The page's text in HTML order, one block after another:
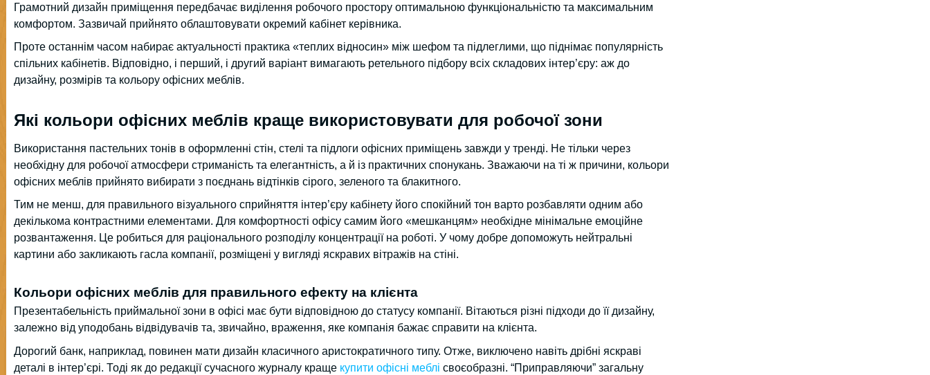
Грамотний дизайн приміщення передбачає виділення робочого простору оптимальною функціональністю та максимальним
комфортом. Зазвичай прийнято облаштовувати окремий кабінет керівника.
Проте останнім часом набирає актуальності практика «теплих відносин» між шефом та підлеглими, що піднімає популярність
спільних кабінетів. Відповідно, і перший, і другий варіант вимагають ретельного підбору всіх складових інтер’єру: аж до
дизайну, розмірів та кольору офісних меблів.
Які кольори офісних меблів краще використовувати для робочої зони
Використання пастельних тонів в оформленні стін, стелі та підлоги офісних приміщень завжди у тренді. Не тільки через
необхідну для робочої атмосфери стриманість та елегантність, а й із практичних спонукань. Зважаючи на ті ж причини, кольори
офісних меблів прийнято вибирати з поєднань відтінків сірого, зеленого та блакитного.
Тим не менш, для правильного візуального сприйняття інтер’єру кабінету його спокійний тон варто розбавляти одним або
декількома контрастними елементами. Для комфортності офісу самим його «мешканцям» необхідне мінімальне емоційне
розвантаження. Це робиться для раціонального розподілу концентрації на роботі. У чому добре допоможуть нейтральні
картини або закликають гасла компанії, розміщені у вигляді яскравих вітражів на стіні.
Кольори офісних меблів для правильного ефекту на клієнта
Презентабельність приймальної зони в офісі має бути відповідною до статусу компанії. Вітаються різні підходи до її дизайну,
залежно від уподобань відвідувачів та, звичайно, враження, яке компанія бажає справити на клієнта.
Дорогий банк, наприклад, повинен мати дизайн класичного аристократичного типу. Отже, виключено навіть дрібні яскраві
деталі в інтер’єрі. Тоді як до редакції сучасного журналу краще купити офісні меблі своєобразні. “Приправляючи” загальну